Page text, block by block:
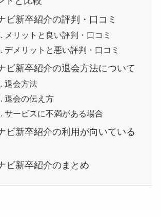
ビ新卒紹介の評判・口コミ
メリットと良い評判・口コミ
デメリットと悪い評判・口コミ
ビ新卒紹介の退会方法について
退会方法
退会の伝え方
サービスに不満がある場合
ビ新卒紹介の利用が向いている
ビ新卒紹介のまとめ